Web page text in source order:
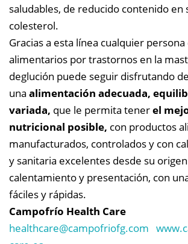
saludables, de reducido contenido en
colesterol.
Gracias a esta línea cualquier
alimentarios por trastornos en la
deglución puede seguir disfrutando
una alimentación adecuada,
variada, que le permita tenerel
nutricional posible, con productos
manufacturados, controlados y con
y sanitaria excelentes desde su
calentamiento y presentación, con
fáciles y rápidas.
Campofrío Health Care
healthcare@campofriofg.com